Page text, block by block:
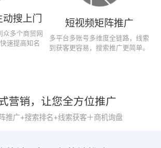
搜上门
众多个商贸网
速提高知名
短视频矩阵推广
多平台多账号多维度全链路，线索
到获客更容易，搜索推广更简单。
营销，让您全方位推广
推广+搜索排名+线索获客＋商机询盘